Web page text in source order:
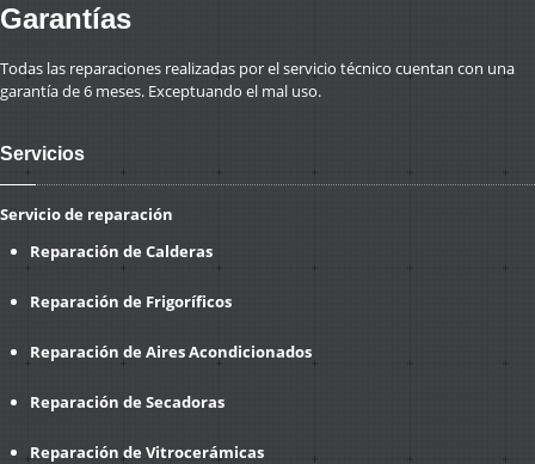
Garantías
Todas las reparaciones realizadas por el servicio técnico cuentan con una
garantía de 6 meses. Exceptuando el mal uso.
Servicios
Servicio de reparación
Reparación de Calderas
Reparación de Frigoríficos
Reparación de Aires Acondicionados
Reparación de Secadoras
Reparación de Vitrocerámicas